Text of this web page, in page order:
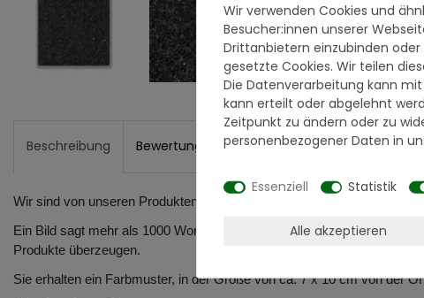
Beschreibung Bewertungen Hersteller Verantwortlich
Wir sind von unseren Produkten überzeugt und zeigen es Ihnen auch!
Ein Bild sagt mehr als 1000 Worte. Doch ein Produktmuster sagt
Produkte überzeugen.
Sie erhalten ein Farbmuster, in der Größe von ca. 7 x 10 cm von der
Wir verwenden Cookies und
Besucher:innen unserer
Drittanbietern einzubinden
gesetzte Cookies. Wir teilen
Die Datenverarbeitung kann
kann erteilt oder abgelehnt
Zeitpunkt zu ändern oder zu
personenbezogener Daten in
Essenziell Statistik
Alle akzeptieren